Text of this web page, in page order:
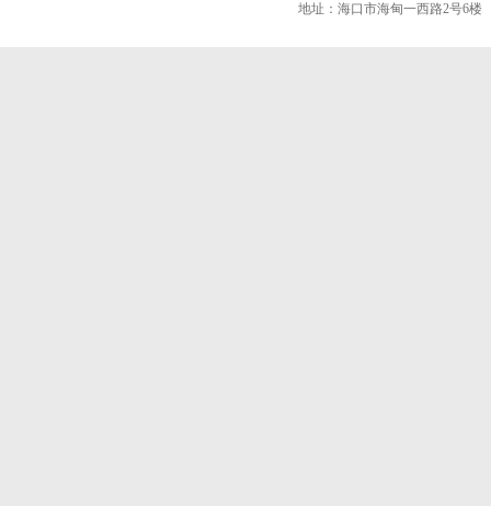
地址：海口市海甸一西路2号6